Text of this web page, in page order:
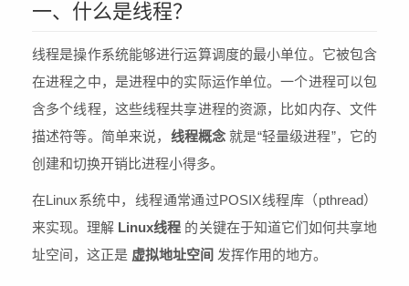
一、什么是线程？
线程是操作系统能够进行运算调度的最小单位。它被包含
在进程之中，是进程中的实际运作单位。一个进程可以包
含多个线程，这些线程共享进程的资源，比如内存、文件
描述符等。简单来说， 线程概念 就是“轻量级进程”，它的
创建和切换开销比进程小得多。
在Linux系统中，线程通常通过POSIX线程库（pthread）
来实现。理解 Linux线程 的关键在于知道它们如何共享地
址空间，这正是 虚拟地址空间 发挥作用的地方。